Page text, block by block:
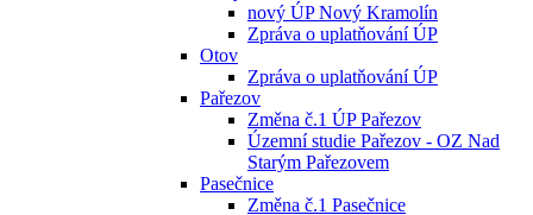
nový ÚP Nový Kramolín
Zpráva o uplatňování ÚP
Otov
Zpráva o uplatňování ÚP
Pařezov
Změna č.1 ÚP Pařezov
Územní studie Pařezov - OZ Nad
Starým Pařezovem
Pasečnice
Změna č.1 Pasečnice